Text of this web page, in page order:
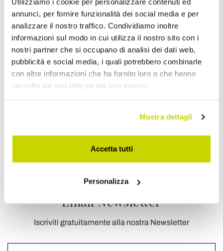
annunci, per fornire funzionalità dei social media e per
analizzare il nostro traffico. Condividiamo inoltre
informazioni sul modo in cui utilizza il nostro sito con i
nostri partner che si occupano di analisi dei dati web,
pubblicità e social media, i quali potrebbero combinarle
con altre informazioni che ha fornito loro o che hanno
raccolto dal suo utilizzo dei loro servizi.
Mostra dettagli
Accetta tutti
Personalizza
PROGETTO NOTTE
Rete una Piazza e Mezzo
con Doghe in Legno Bio
Comfort 1 120x190 cm -
Email Newsletter
Iscriviti gratuitamente alla nostra Newsletter